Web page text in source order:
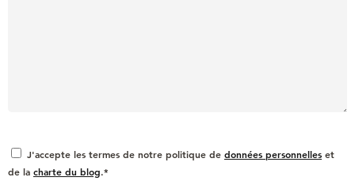
J'accepte les termes de notre politique de données personnelles et
de la charte du blog.*